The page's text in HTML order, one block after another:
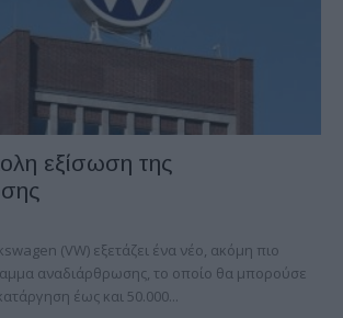
εξίσωση της
(VW) εξετάζει ένα νέο, ακόμη πιο
αναδιάρθρωσης, το οποίο θα μπορούσε
έως και 50.000...